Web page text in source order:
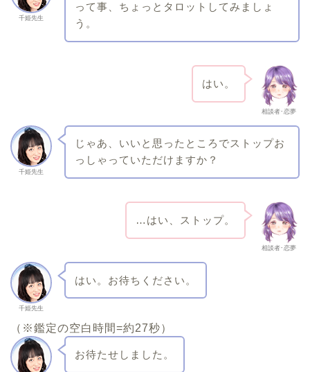
千姫先生
って事、ちょっとタロットしてみましょ
う。
相談者･恋夢
はい。
千姫先生
じゃあ、いいと思ったところでストップお
っしゃっていただけますか？
相談者･恋夢
…はい、ストップ。
千姫先生
はい。お待ちください。
（※鑑定の空白時間=約27秒）
お待たせしました。